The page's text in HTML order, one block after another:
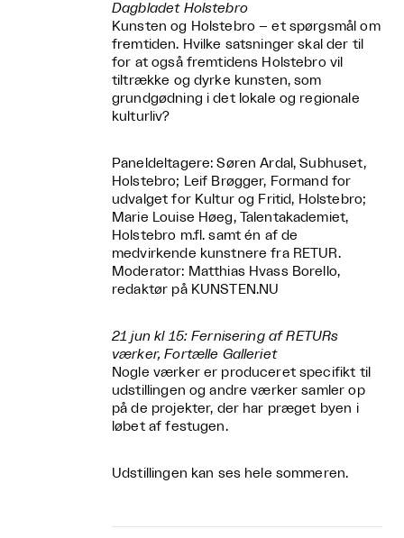
Dagbladet Holstebro
Kunsten og Holstebro – et spørgsmål om
fremtiden. Hvilke satsninger skal der til
for at også fremtidens Holstebro vil
tiltrække og dyrke kunsten, som
grundgødning i det lokale og regionale
kulturliv?
Paneldeltagere: Søren Ardal, Subhuset,
Holstebro; Leif Brøgger, Formand for
udvalget for Kultur og Fritid, Holstebro;
Marie Louise Høeg, Talentakademiet,
Holstebro m.fl. samt én af de
medvirkende kunstnere fra RETUR.
Moderator: Matthias Hvass Borello,
redaktør på KUNSTEN.NU
21 jun kl 15:Ferniseringaf RETURs
værker, Fortælle Galleriet
Nogle værker er produceret specifikt til
udstillingen og andre værker samler op
på de projekter, der har præget byen i
løbet af festugen.
Udstillingen kan ses hele sommeren.